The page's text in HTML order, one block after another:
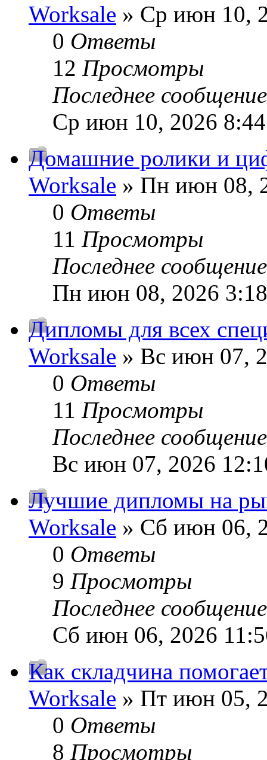
Worksale » Ср июн 10,
0 Ответы
12 Просмотры
Последнее
Ср июн 10, 2026
Домашние ролики и
Worksale » Пн июн 08,
0 Ответы
11 Просмотры
Последнее
Пн июн 08, 2026
Дипломы для всех
Worksale » Вс июн 07,
0 Ответы
11 Просмотры
Последнее
Вс июн 07, 2026
Лучшие дипломы на
Worksale » Сб июн 06,
0 Ответы
9 Просмотры
Последнее
Сб июн 06, 2026
Как складчина
Worksale » Пт июн 05,
0 Ответы
8 Просмотры